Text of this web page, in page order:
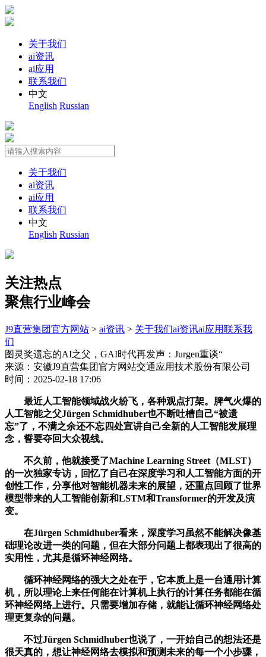
关于我们
ai资讯
ai应用
联系我们
中文
English Russian
关于我们
ai资讯
ai应用
联系我们
中文
English Russian
关注热点
聚焦行业峰会
J9直营集团官方网站 > ai资讯 > 关于我们ai资讯ai应用联系我
们
图灵奖遗忘的AI之父，GAI时代再发声：Jurgen重谈“
来源：安徽J9直营集团官方网站交通应用技术股份有限公司
时间：2025-02-18 17:06
最近人工智能领域战火纷飞，各种观点打架。脾气火爆的
人工智能之父Jürgen Schmidhuber也不断吐槽自己“被遗
忘”了，不满之余还不忘四处宣讲自己全新的人工智能发展理
念，誓要夺回大众视线。
不久前，他就接受了Machine Learning Street（MLST）
的一次独家专访，回忆了自己在深度学习和人工智能方面的开
创性工作，分享他对智能机器未来的展望，还重点回顾了世界
模型带来的人工智能创新和LSTM和Transformer的开发及演
变。
在Jürgen Schmidhuber看来，深度学习虽然不能解决像基
础理论改进一类的问题，但在大部分问题上都表现出了很高的
实用性，尤其是循环神经网络。
循环神经网络的强大之处在于，它本质上是一台通用计算
机，所以理论上来任何能在计算机上执行的计算任务都能在循
环神经网络上进行。只需要增加存储，就能让循环神经网络处
理更复杂的问题。
不过Jürgen Schmidhuber也说了，一开始自己的想法还是
很天真的，想让神经网络去模拟和预测未来的每一个小步骤，